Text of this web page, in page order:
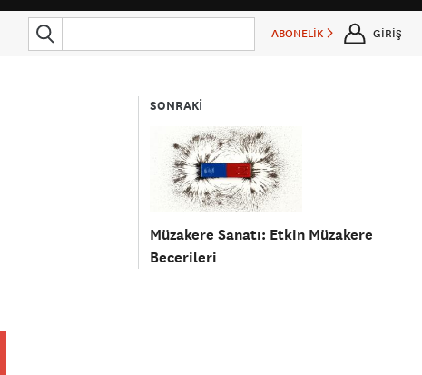
ABONELİK GİRİŞ
SONRAKİ
Müzakere Sanatı: Etkin Müzakere
Becerileri